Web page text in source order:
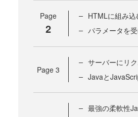
Page
2
HTMLに組み込
パラメータを
Page 3
サーバーにリ
Javaと
最強の柔軟性